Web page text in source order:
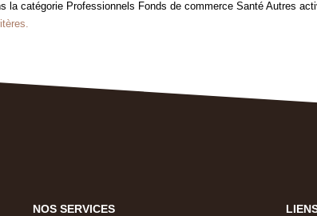
la catégorie Professionnels Fonds de commerce Santé Autres
NOS SERVICES